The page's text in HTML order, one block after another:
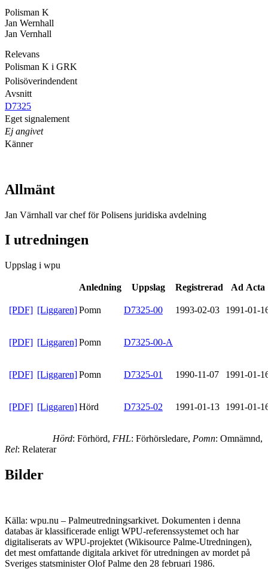
Polisman K
Jan Wernhall
Jan Vernhall
Relevans
Polisman K i GRK
Polisöverindendent
Avsnitt
D7325
Eget signalement
Ej angivet
Känner
Allmänt
Jan Värnhall var chef för Polisens juridiska avdelning
I utredningen
Uppslag i wpu
Anledning Uppslag Registrerad Ad Acta
[PDF] [Liggaren]Pomn D7325-00 1993-02-03 1991-01-
[PDF] [Liggaren]Pomn D7325-00-A
[PDF] [Liggaren]Pomn D7325-01 1990-11-07 1991-01-
[PDF] [Liggaren]Hörd D7325-02 1991-01-13 1991-01-
Hörd: Förhörd, FHL: Förhörsledare, Pomn: Omnämnd,
Rel: Relaterar
Bilder
Källa: wpu.nu – Palmeutredningsarkivet. Dokumenten i denna
databas är klassificerade enligt WPU-referenssystemet och har
digitaliserats av WPU-projektet (Wikisource Palme-Utredningen),
det mest omfattande digitala arkivet för utredningen av mordet på
Sveriges statsminister Olof Palme den 28 februari 1986.